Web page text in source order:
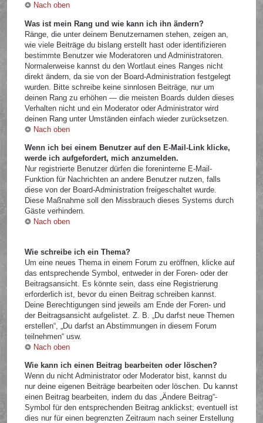
Nach oben
Was ist mein Rang und wie kann ich ihn ändern?
Ränge, die unter deinem Benutzernamen stehen, zeigen an,
wie viele Beiträge du bislang erstellt hast oder identifizieren
bestimmte Benutzer wie Moderatoren und Administratoren.
Normalerweise kannst du den Wortlaut eines Ranges nicht
direkt ändern, da sie von der Board-Administration festgelegt
wurden. Bitte schreibe keine sinnlosen Beiträge, nur um
deinen Rang zu erhöhen — die meisten Boards dulden dieses
Verhalten nicht und ein Moderator oder Administrator wird
deinen Rang unter Umständen einfach wieder zurücksetzen.
Nach oben
Wenn ich bei einem Benutzer auf den E-Mail-Link klicke,
werde ich aufgefordert, mich anzumelden.
Nur registrierte Benutzer dürfen die foreninterne E-Mail-
Funktion für Nachrichten an andere Benutzer nutzen, falls
diese von der Board-Administration freigeschaltet wurde.
Diese Maßnahme soll den Missbrauch dieses Systems durch
Gäste verhindern.
Nach oben
Wie schreibe ich ein Thema?
Um eine neues Thema in einem Forum zu eröffnen, klicke auf
das entsprechende Symbol, entweder in der Foren- oder der
Beitragsansicht. Es könnte sein, dass eine Registrierung
erforderlich ist, bevor du einen Beitrag schreiben kannst.
Deine Berechtigungen sind jeweils am Ende der Foren- und
der Beitragsansicht aufgelistet. Z. B. „Du darfst neue Themen
erstellen“, „Du darfst an Abstimmungen in diesem Forum
teilnehmen“ usw.
Nach oben
Wie kann ich einen Beitrag bearbeiten oder löschen?
Wenn du nicht Administrator oder Moderator bist, kannst du
nur deine eigenen Beiträge bearbeiten oder löschen. Du kannst
einen Beitrag bearbeiten, indem du das „Ändere Beitrag“-
Symbol für den entsprechenden Beitrag anklickst; eventuell ist
dies nur für einen begrenzten Zeitraum nach seiner Erstellung